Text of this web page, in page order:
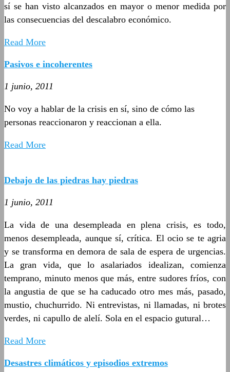
sí se han visto alcanzados en mayor o menor medida por
las consecuencias del descalabro económico.
Read More
Pasivos e incoherentes
1 junio, 2011
No voy a hablar de la crisis en sí, sino de cómo las
personas reaccionaron y reaccionan a ella.
Read More
Debajo de las piedras hay piedras
1 junio, 2011
La vida de una desempleada en plena crisis, es todo,
menos desempleada, aunque sí, crítica. El ocio se te agria
y se transforma en demora de sala de espera de urgencias.
La gran vida, que lo asalariados idealizan, comienza
temprano, minuto menos que más, entre sudores fríos, con
la angustia de que se ha caducado otro mes más, pasado,
mustio, chuchurrido. Ni entrevistas, ni llamadas, ni brotes
verdes, ni capullo de alelí. Sola en el espacio gutural…
Read More
Desastres climáticos y episodios extremos